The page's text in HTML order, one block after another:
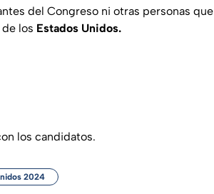
del Congreso ni otras personas que
los Estados Unidos.
los candidatos.
2024